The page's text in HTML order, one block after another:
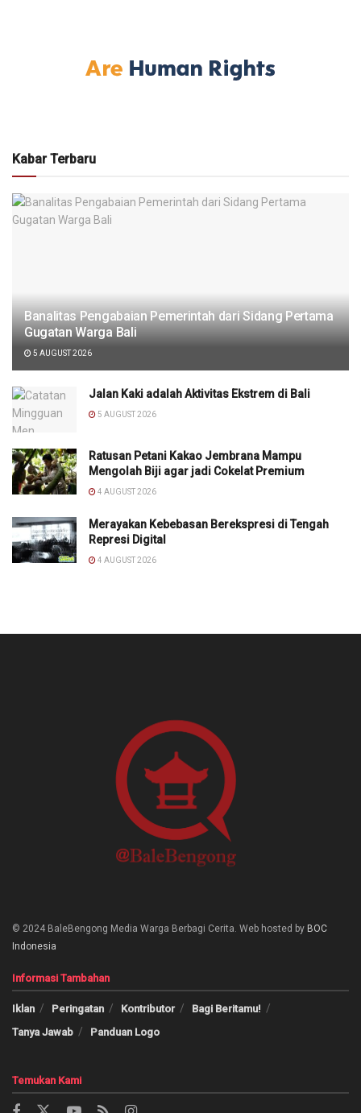
Kabar Terbaru
Banalitas Pengabaian Pemerintah dari Sidang Pertama
Gugatan Warga Bali
5 AUGUST 2026
Jalan Kaki adalah Aktivitas Ekstrem di Bali
5 AUGUST 2026
Ratusan Petani Kakao Jembrana Mampu
Mengolah Biji agar jadi Cokelat Premium
4 AUGUST 2026
Merayakan Kebebasan Berekspresi di Tengah
Represi Digital
4 AUGUST 2026
© 2024 BaleBengong Media Warga Berbagi Cerita. Web hosted by BOC
Indonesia
Informasi Tambahan
Iklan Peringatan Kontributor
Bagi Beritamu!
Tanya Jawab
Panduan Logo
Temukan Kami